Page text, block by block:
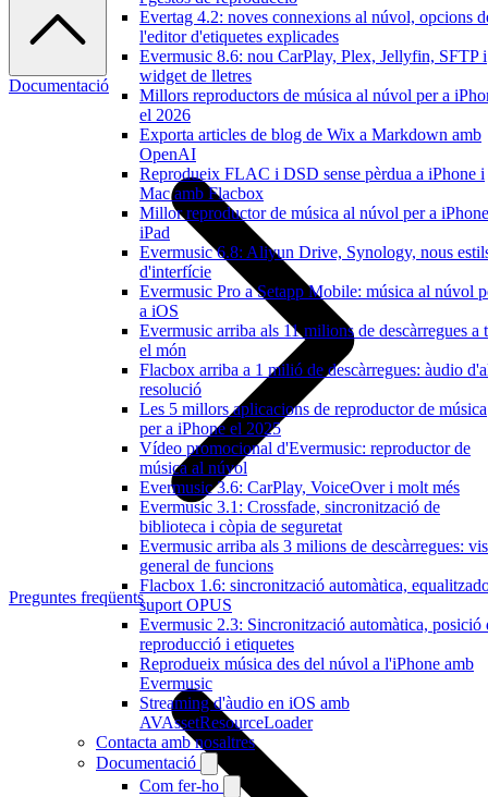
Evertag 4.2: noves connexions al núvol, opcions
l'editor d'etiquetes explicades
Evermusic 8.6: nou CarPlay, Plex, Jellyfin, SFTP i
widget de lletres
Millors reproductors de música al núvol per a
el 2026
Exporta articles de blog de Wix a Markdown amb
OpenAI
Reprodueix FLAC i DSD sense pèrdua a iPhone i
Mac amb Flacbox
Millor reproductor de música al núvol per a
iPad
Evermusic 6.8: Aliyun Drive, Synology, nous
d'interfície
Evermusic Pro a Setapp Mobile: música al núvol
a iOS
Evermusic arriba als 11 milions de descàrregues a
el món
Flacbox arriba a 1 milió de descàrregues: àudio
resolució
Les 5 millors aplicacions de reproductor de música
per a iPhone el 2025
Vídeo promocional d'Evermusic: reproductor de
música al núvol
Evermusic 3.6: CarPlay, VoiceOver i molt més
Evermusic 3.1: Crossfade, sincronització de
biblioteca i còpia de seguretat
Evermusic arriba als 3 milions de descàrregues:
general de funcions
Flacbox 1.6: sincronització automàtica,
suport OPUS
Evermusic 2.3: Sincronització automàtica, posició
reproducció i etiquetes
Reprodueix música des del núvol a l'iPhone amb
Evermusic
Streaming d'àudio en iOS amb
AVAssetResourceLoader
Contacta amb nosaltres
Documentació
Com fer-ho
Documentació
Preguntes freqüents